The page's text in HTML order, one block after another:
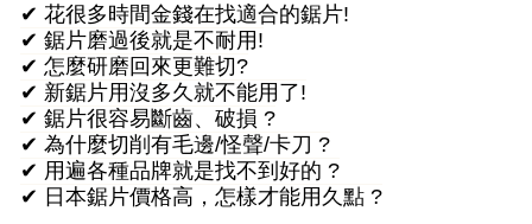
✔ 花很多時間金錢在找適合的鋸片!
✔ 鋸片磨過後就是不耐用!
✔ 怎麼研磨回來更難切?
✔ 新鋸片用沒多久就不能用了!
✔ 鋸片很容易斷齒、破損 ?
✔ 為什麼切削有毛邊/怪聲/卡刀 ?
✔ 用遍各種品牌就是找不到好的 ?
✔ 日本鋸片價格高，怎樣才能用久點 ?